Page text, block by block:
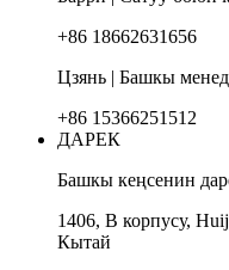
+86 18662631656
Цзянь | Башкы
+86 15366251512
ДАРЕК
Башкы кеңсенин
1406, В корпусу,
Кытай